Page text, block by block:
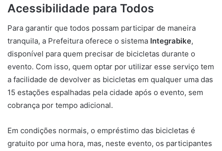
Acessibilidade para Todos
Para garantir que todos possam participar de maneira
tranquila, a Prefeitura oferece o sistema Integrabike,
disponível para quem precisar de bicicletas durante o
evento. Com isso, quem optar por utilizar esse serviço tem
a facilidade de devolver as bicicletas em qualquer uma das
15 estações espalhadas pela cidade após o evento, sem
cobrança por tempo adicional.
Em condições normais, o empréstimo das bicicletas é
gratuito por uma hora, mas, neste evento, os participantes